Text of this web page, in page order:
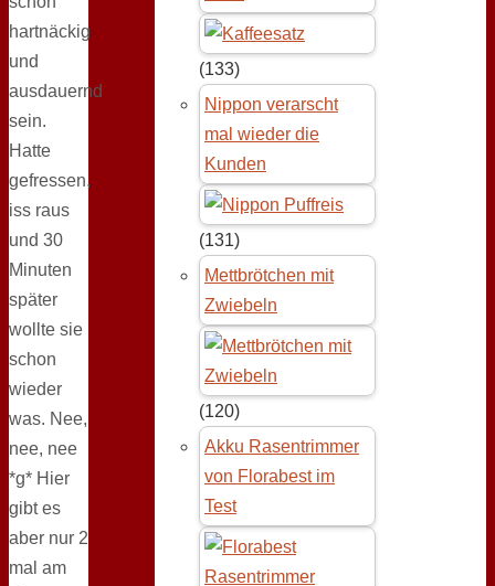
hartnäckig
und
ausdauernd
sein.
Hatte
gefressen,
iss raus
und 30
Minuten
später
wollte sie
schon
wieder
was. Nee,
nee, nee
*g* Hier
gibt es
aber nur 2
mal am
(133)
Nippon verarscht
mal wieder die
Kunden
(131)
Mettbrötchen mit
Zwiebeln
(120)
Akku Rasentrimmer
von Florabest im
Test